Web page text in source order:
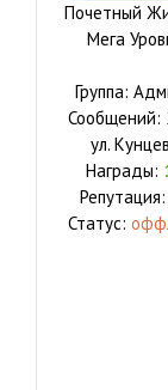
Почетный
Мега
Группа:
Сообщений:
ул.
Награды:
Репутация:
Статус: